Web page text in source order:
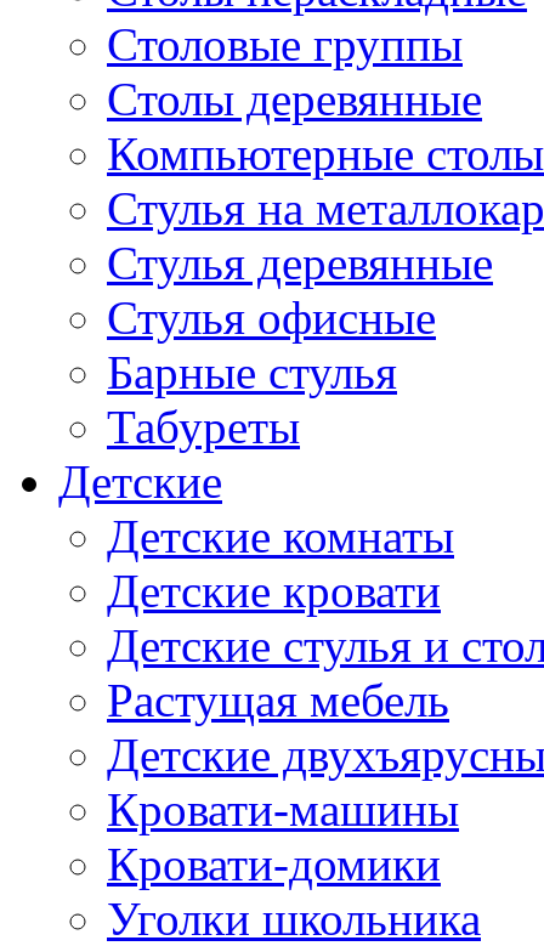
Столовые группы
Столы деревянные
Компьютерные столы
Стулья на
Стулья деревянные
Стулья офисные
Барные стулья
Табуреты
Детские
Детские комнаты
Детские кровати
Детские стулья и
Растущая мебель
Детские
Кровати-машины
Кровати-домики
Уголки школьника